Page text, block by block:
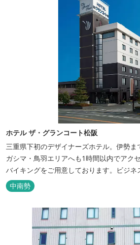
ホテル ザ・グランコート松阪
三重県下初のデザイナーズホテル。伊勢
ガシマ・鳥羽エリアへも1時間以内でアク
バイキングをご用意しております。ビジネ
た空間の中で上質なひとときをお過ごしく
中南勢